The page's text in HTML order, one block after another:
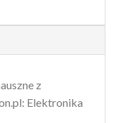
z
Elektronika